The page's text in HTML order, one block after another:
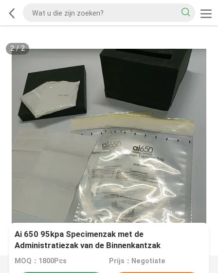
2/2
Ai 650 95kpa Specimenzak met de
Administratiezak van de Binnenkantzak
MOQ：1800Pcs Prijs：Negotiate